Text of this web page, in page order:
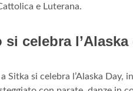
e Luterana.
si celebra l’Alaska
a Sitka si celebra l’Alaska